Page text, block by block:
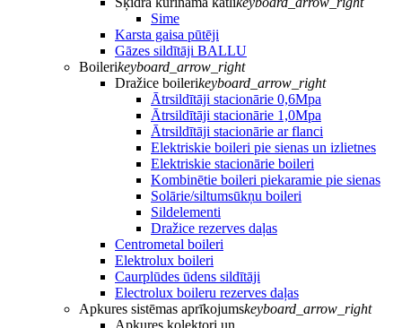
Sime
Karsta gaisa pūtēji
Gāzes sildītāji BALLU
Boilerikeyboard_arrow_right
Dražice boilerikeyboard_arrow_right
Ātrsildītāji stacionārie 0,6Mpa
Ātrsildītāji stacionārie 1,0Mpa
Ātrsildītāji stacionārie ar flanci
Elektriskie boileri pie sienas un izlietnes
Elektriskie stacionārie boileri
Kombinētie boileri piekaramie pie sienas
Solārie/siltumsūkņu boileri
Sildelementi
Dražice rezerves daļas
Centrometal boileri
Elektrolux boileri
Caurplūdes ūdens sildītāji
Electrolux boileru rezerves daļas
Apkures sistēmas aprīkojumskeyboard_arrow_right
Apkures kolektori un